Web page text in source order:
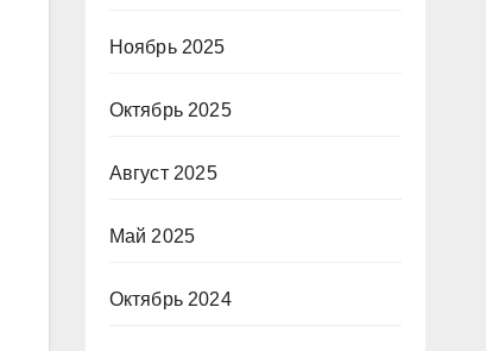
Ноябрь 2025
Октябрь 2025
Август 2025
Май 2025
Октябрь 2024